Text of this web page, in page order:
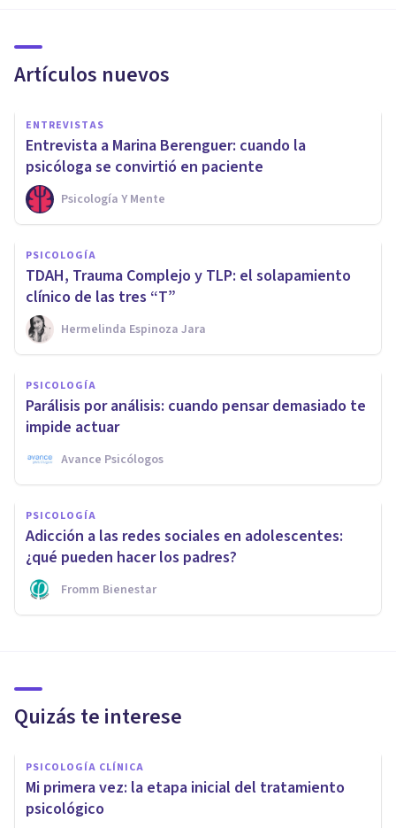
Artículos nuevos
ENTREVISTAS
Entrevista a Marina Berenguer: cuando la
psicóloga se convirtió en paciente
Psicología Y Mente
PSICOLOGÍA
TDAH, Trauma Complejo y TLP: el solapamiento
clínico de las tres “T”
Hermelinda Espinoza Jara
PSICOLOGÍA
Parálisis por análisis: cuando pensar demasiado te
impide actuar
Avance Psicólogos
PSICOLOGÍA
Adicción a las redes sociales en adolescentes:
¿qué pueden hacer los padres?
Fromm Bienestar
Quizás te interese
PSICOLOGÍA CLÍNICA
Mi primera vez: la etapa inicial del tratamiento
psicológico